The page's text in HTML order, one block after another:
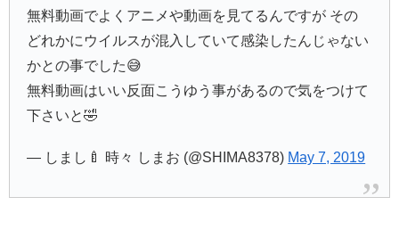
無料動画でよくアニメや動画を見てるんですが その
どれかにウイルスが混入していて感染したんじゃない
かとの事でした😅
無料動画はいい反面こうゆう事があるので気をつけて
下さいと🤣
— しまし🍼 時々 しまお (@SHIMA8378) May 7, 2019